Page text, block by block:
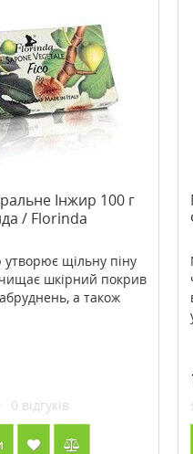
Інжир 100 г
/ Florinda
щільну піну
шкірний покрив
а також
0 відгуків